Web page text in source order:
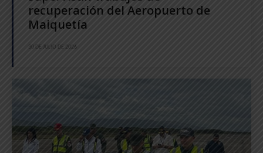
recuperación del Aeropuerto de
Maiquetía
30 DE JULIO DE 2026